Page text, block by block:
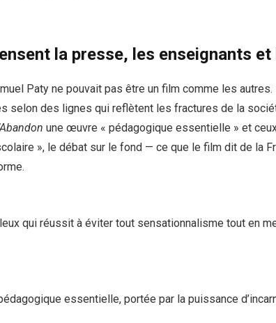
la presse, les enseignants
Paty ne pouvait pas être un film comme les
selon des lignes qui reflètent les fractures de la
une œuvre « pédagogique essentielle » et ceux
», le débat sur le fond — ce que le film dit de la
qui réussit à éviter tout sensationnalisme tout en
essentielle, portée par la puissance